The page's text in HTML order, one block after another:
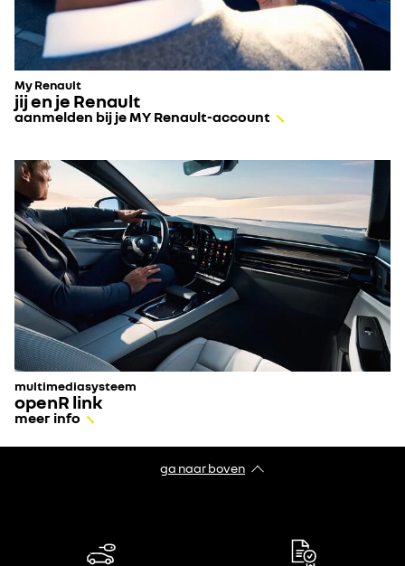
My Renault
jij en je Renault
aanmelden bij je MY Renault-account
multimediasysteem
openR link
meer info
ga naar boven